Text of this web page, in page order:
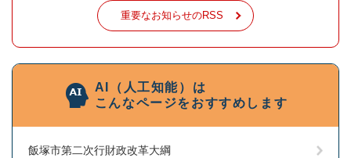
重要なお知らせのRSS
AI（人工知能）は
こんなページをおすすめします
飯塚市第二次行財政改革大綱